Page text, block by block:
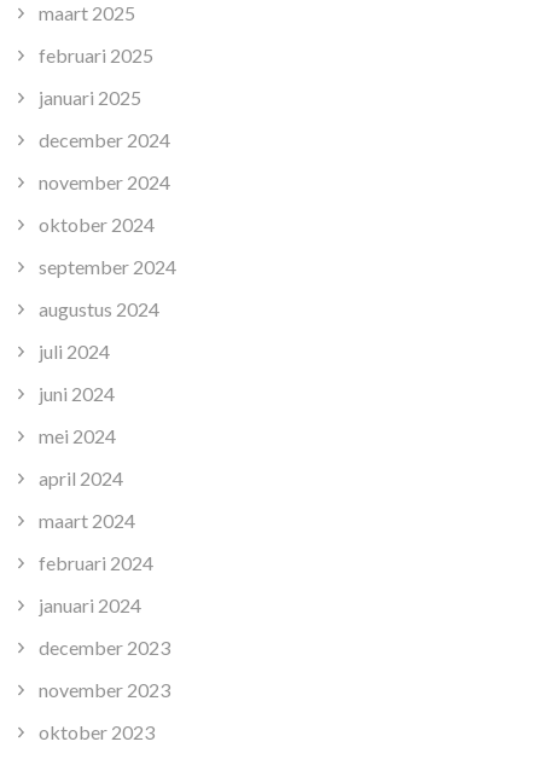
maart 2025
februari 2025
januari 2025
december 2024
november 2024
oktober 2024
september 2024
augustus 2024
juli 2024
juni 2024
mei 2024
april 2024
maart 2024
februari 2024
januari 2024
december 2023
november 2023
oktober 2023